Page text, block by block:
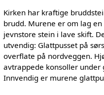
Kirken har kraftige
brudd. Murene er om lag
jevnstore stein i lave skift.
utvendig: Glattpusset på
overflate på nordveggen.
avtrappede konsoller under
Innvendig er murene